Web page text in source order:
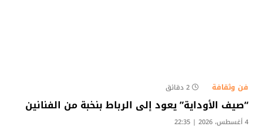
فن وثقافة 2 دقائق
“صيف الأوداية” يعود إلى الرباط بنخبة من الفنانين
4 أغسطس، 2026 | 22:35